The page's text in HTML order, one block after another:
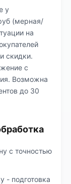
у
(мерная/
на
скидки.
с
Возможна
до 30
с точностью
- подготовка